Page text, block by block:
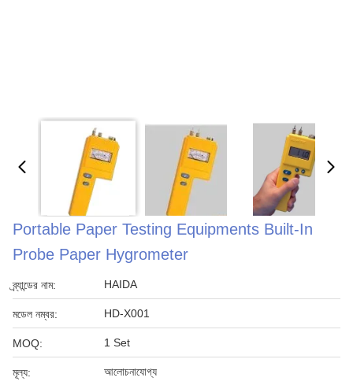
Portable Paper Testing Equipments Built-In
Probe Paper Hygrometer
ব্র্যান্ডের নাম: HAIDA
মডেল নম্বর: HD-X001
MOQ: 1 Set
মূল্য: আলোচনাযোগ্য